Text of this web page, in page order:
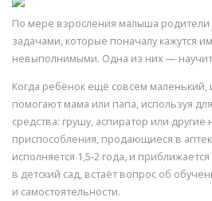
По мере взросления малыша родители
задачами, которые поначалу кажутся
невыполнимыми. Одна из них —
Когда ребёнок ещё совсем маленький,
помогают мама или папа, используя
средства: грушу, аспиратор или другие
приспособления, продающиеся в
исполняется 1,5-2 года, и
в детский сад, встаёт вопрос об
и самостоятельности.